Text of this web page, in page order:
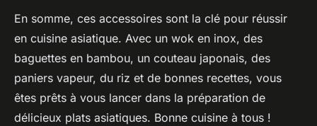
En somme, ces accessoires sont la clé pour réussir
en cuisine asiatique. Avec un wok en inox, des
baguettes en bambou, un couteau japonais, des
paniers vapeur, du riz et de bonnes recettes, vous
êtes prêts à vous lancer dans la préparation de
délicieux plats asiatiques. Bonne cuisine à tous !